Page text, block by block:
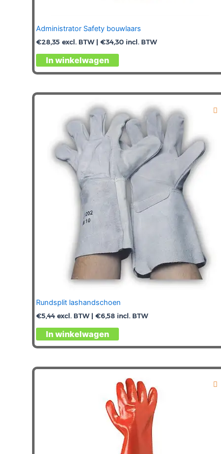
Administrator Safety bouwlaars
€28,35 excl. BTW | €34,30 incl. BTW
In winkelwagen
Dit
product
meerdere
Deze
optie
kan
gekozen
worden
op
productpagina
Rundsplit lashandschoen
€5,44excl. BTW | €6,58 incl. BTW
In winkelwagen
Dit
product
meerdere
variaties.
Deze
optie
kan
gekozen
worden
op